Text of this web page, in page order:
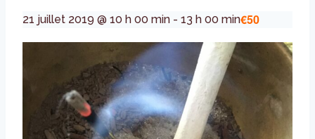
21 juillet 2019 @ 10 h 00 min - 13 h 00 min€50